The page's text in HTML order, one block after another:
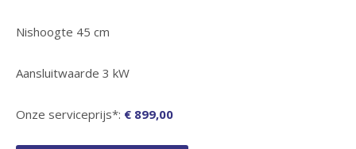
Nishoogte 45 cm
Aansluitwaarde 3 kW
Onze serviceprijs*: € 899,00